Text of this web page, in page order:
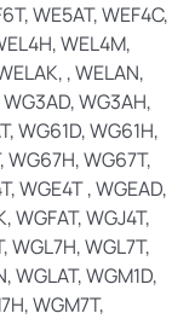
WE5AT, WEF4C,
WEL4M,
, WELAN,
WG3AD, WG3AH,
WG61D, WG61H,
WG67H, WG67T,
WGE4T , WGEAD,
WGFAT, WGJ4T,
WGL7H, WGL7T,
WGLAT, WGM1D,
WGM7T,